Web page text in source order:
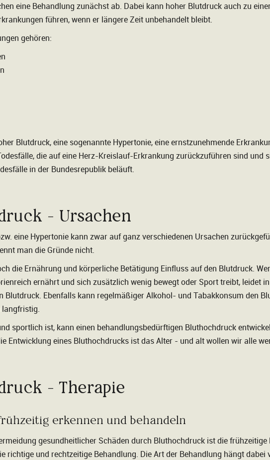
eine Behandlung zunächst ab. Dabei kann hoher Blutdruck auch zu
führen, wenn er längere Zeit unbehandelt bleibt.
gehören:
Blutdruck, eine sogenannte Hypertonie, eine ernstzunehmende
die auf eine Herz-Kreislauf-Erkrankung zurückzuführen sind und
in der Bundesrepublik beläuft.
- Ursachen
eine Hypertonie kann zwar auf ganz verschiedenen Ursachen
man die Gründe nicht.
die Ernährung und körperliche Betätigung Einfluss auf den Blutdruck.
ernährt und sich zusätzlich wenig bewegt oder Sport treibt, leidet
Blutdruck. Ebenfalls kann regelmäßiger Alkohol- und Tabakkonsum den
langfristig.
sportlich ist, kann einen behandlungsbedürftigen Bluthochdruck
Entwicklung eines Bluthochdrucks ist das Alter - und alt wollen wir alle
- Therapie
erkennen und behandeln
gesundheitlicher Schäden durch Bluthochdruck ist die frühzeitige
richtige und rechtzeitige Behandlung. Die Art der Behandlung hängt dabei